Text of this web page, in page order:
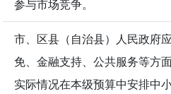
参与市场竞争。
市、区县（自治县）人民政府
免、金融支持、公共服务等方
实际情况在本级预算中安排中